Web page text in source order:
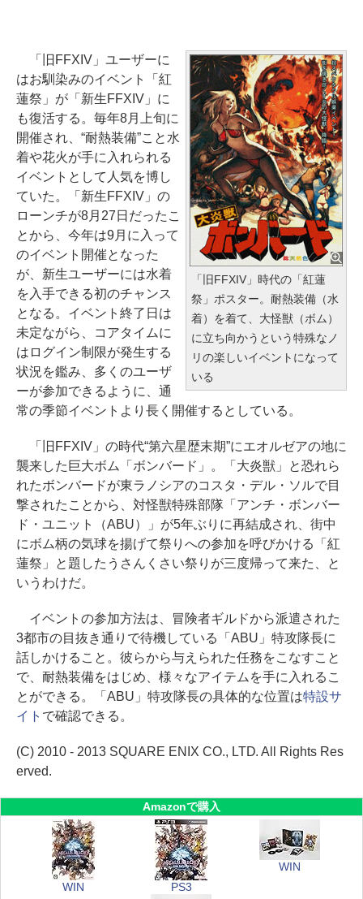
「旧FFXIV」時代の「紅蓮
祭」ポスター。耐熱装備（水
着）を着て、大怪獣（ボム）
に立ち向かうという特殊なノ
リの楽しいイベントになって
いる
「旧FFXIV」ユーザーに
はお馴染みのイベント「紅
蓮祭」が「新生FFXIV」に
も復活する。毎年8月上旬に
開催され、“耐熱装備”こと水
着や花火が手に入れられる
イベントとして人気を博し
ていた。「新生FFXIV」の
ローンチが8月27日だったこ
とから、今年は9月に入って
のイベント開催となった
が、新生ユーザーには水着
を入手できる初のチャンス
となる。イベント終了日は
未定ながら、コアタイムに
はログイン制限が発生する
状況を鑑み、多くのユーザ
ーが参加できるように、通
常の季節イベントより長く開催するとしている。
「旧FFXIV」の時代“第六星歴末期”にエオルゼアの地に
襲来した巨大ボム「ボンバード」。「大炎獣」と恐れら
れたボンバードが東ラノシアのコスタ・デル・ソルで目
撃されたことから、対怪獣特殊部隊「アンチ・ボンバー
ド・ユニット（ABU）」が5年ぶりに再結成され、街中
にボム柄の気球を揚げて祭りへの参加を呼びかける「紅
蓮祭」と題したうさんくさい祭りが三度帰って来た、と
いうわけだ。
イベントの参加方法は、冒険者ギルドから派遣された
3都市の目抜き通りで待機している「ABU」特攻隊長に
話しかけること。彼らから与えられた任務をこなすこと
で、耐熱装備をはじめ、様々なアイテムを手に入れるこ
とができる。「ABU」特攻隊長の具体的な位置は特設サ
イト で確認できる。
(C) 2010 - 2013 SQUARE ENIX CO., LTD. All Rights Res
erved.
Amazonで購入
WIN PS3
WIN